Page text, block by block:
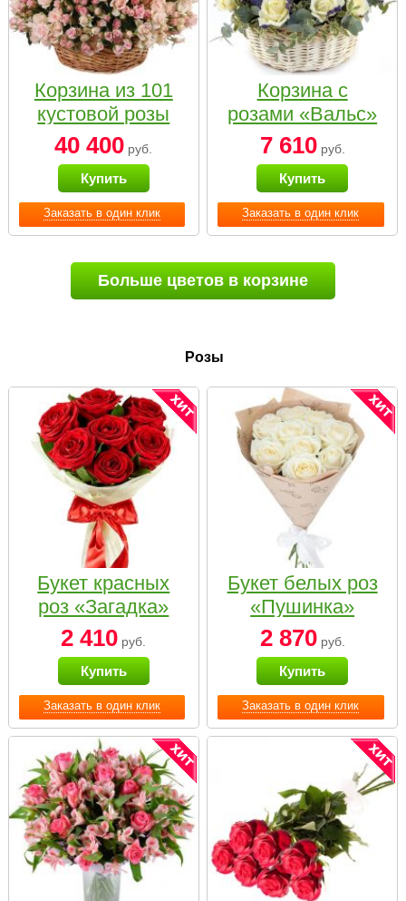
Заказать в один клик
Корзина из 101
кустовой розы
нежных тонов
40 400 руб.
Купить
Заказать в один клик
Корзина с
розами «Вальс»
7 610руб.
Купить
Больше цветов в корзине
Розы
Заказать в один клик
Букет красных
роз «Загадка»
2 410 руб.
Купить
Заказать в один клик
Букет белых роз
«Пушинка»
2 870руб.
Купить